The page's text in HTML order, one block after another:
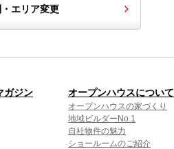
エリア変更
ガジン オープンハウスについて
オープンハウスの家づくり
地域ビルダーNo.1
自社物件の魅力
ショールームのご紹介